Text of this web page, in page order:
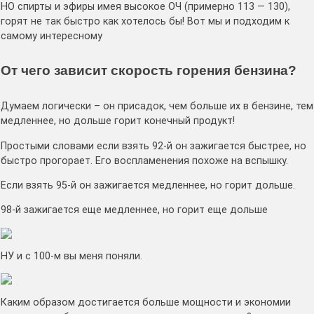
НО спирты и эфиры имея высокое ОЧ (примерно 113 — 130),
горят не так быстро как хотелось бы! Вот мы и подходим к
самому интересному
От чего зависит скорость горения бензина?
Думаем логически – он присадок, чем больше их в бензине, тем
медленнее, но дольше горит конечный продукт!
Простыми словами если взять 92-й он зажигается быстрее, но
быстро прогорает. Его воспламенения похоже на вспышку.
Если взять 95-й он зажигается медленнее, но горит дольше.
98-й зажигается еще медленнее, но горит еще дольше
НУ и с 100-м вы меня поняли.
Каким образом достигается больше мощности и экономии